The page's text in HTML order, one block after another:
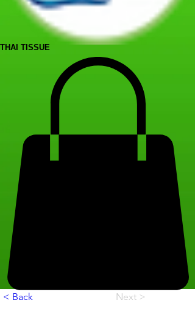
THAI TISSUE
< Back Next >